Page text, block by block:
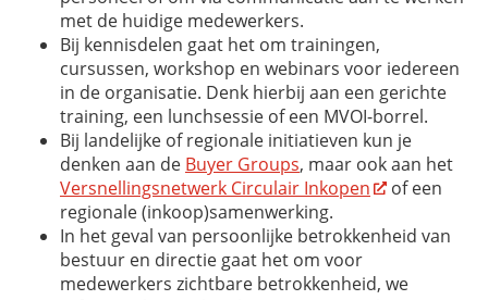
met de huidige medewerkers.
Bij kennisdelen gaat het om trainingen,
cursussen, workshop en webinars voor iedereen
in de organisatie. Denk hierbij aan een gerichte
training, een lunchsessie of een MVOI-borrel.
Bij landelijke of regionale initiatieven kun je
denken aan de Buyer Groups, maar ook aan het
Versnellingsnetwerk Circulair Inkopen
of een
regionale (inkoop)samenwerking.
In het geval van persoonlijke betrokkenheid van
bestuur en directie gaat het om voor
medewerkers zichtbare betrokkenheid, we